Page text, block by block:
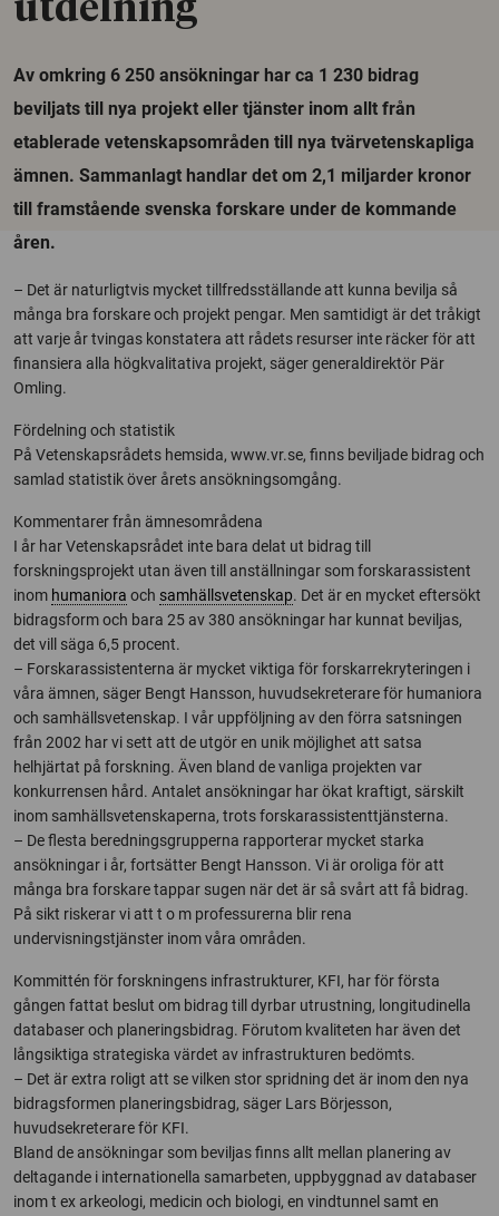
utdelning
Av omkring 6 250 ansökningar har ca 1 230 bidrag
beviljats till nya projekt eller tjänster inom allt från
etablerade vetenskapsområden till nya tvärvetenskapliga
ämnen. Sammanlagt handlar det om 2,1 miljarder kronor
till framstående svenska forskare under de kommande
åren.
– Det är naturligtvis mycket tillfredsställande att kunna bevilja så
många bra forskare och projekt pengar. Men samtidigt är det tråkigt
att varje år tvingas konstatera att rådets resurser inte räcker för att
finansiera alla högkvalitativa projekt, säger generaldirektör Pär
Omling.
Fördelning och statistik
På Vetenskapsrådets hemsida, www.vr.se, finns beviljade bidrag och
samlad statistik över årets ansökningsomgång.
Kommentarer från ämnesområdena
I år har Vetenskapsrådet inte bara delat ut bidrag till
forskningsprojekt utan även till anställningar som forskarassistent
inom humaniora och samhällsvetenskap. Det är en mycket eftersökt
bidragsform och bara 25 av 380 ansökningar har kunnat beviljas,
det vill säga 6,5 procent.
– Forskarassistenterna är mycket viktiga för forskarrekryteringen i
våra ämnen, säger Bengt Hansson, huvudsekreterare för humaniora
och samhällsvetenskap. I vår uppföljning av den förra satsningen
från 2002 har vi sett att de utgör en unik möjlighet att satsa
helhjärtat på forskning. Även bland de vanliga projekten var
konkurrensen hård. Antalet ansökningar har ökat kraftigt, särskilt
inom samhällsvetenskaperna, trots forskarassistenttjänsterna.
– De flesta beredningsgrupperna rapporterar mycket starka
ansökningar i år, fortsätter Bengt Hansson. Vi är oroliga för att
många bra forskare tappar sugen när det är så svårt att få bidrag.
På sikt riskerar vi att t o m professurerna blir rena
undervisningstjänster inom våra områden.
Kommittén för forskningens infrastrukturer, KFI, har för första
gången fattat beslut om bidrag till dyrbar utrustning, longitudinella
databaser och planeringsbidrag. Förutom kvaliteten har även det
långsiktiga strategiska värdet av infrastrukturen bedömts.
– Det är extra roligt att se vilken stor spridning det är inom den nya
bidragsformen planeringsbidrag, säger Lars Börjesson,
huvudsekreterare för KFI.
Bland de ansökningar som beviljas finns allt mellan planering av
deltagande i internationella samarbeten, uppbyggnad av databaser
inom t ex arkeologi, medicin och biologi, en vindtunnel samt en